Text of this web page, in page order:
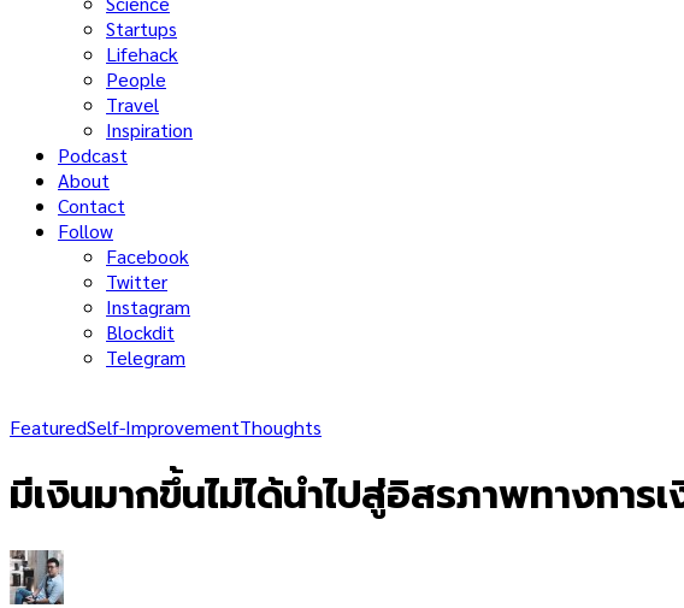
Startups
Lifehack
People
Travel
Inspiration
Podcast
About
Contact
Follow
Facebook
Twitter
Instagram
Blockdit
Telegram
FeaturedSelf-ImprovementThoughts
มีเงินมากขึ้นไม่ได้นำไปสู่อิสรภาพทางการ